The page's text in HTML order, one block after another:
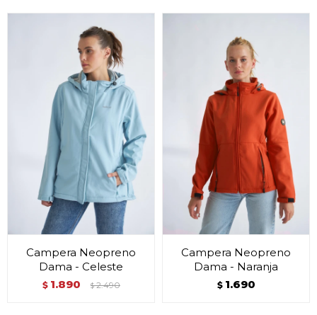
Campera Neopreno
Dama - Celeste
$ 1.890 $ 2.490
Campera Neopreno
Dama - Naranja
$ 1.690